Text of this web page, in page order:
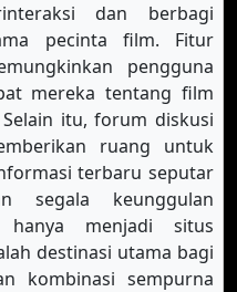
dan berbagi
pecinta film. Fitur
pengguna
mereka tentang film
itu, forum diskusi
ruang untuk
terbaru seputar
segala keunggulan
menjadi situs
destinasi utama bagi
kombinasi sempurna